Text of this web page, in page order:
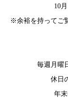
10
※余裕を持ってご
毎週月曜
休日
年